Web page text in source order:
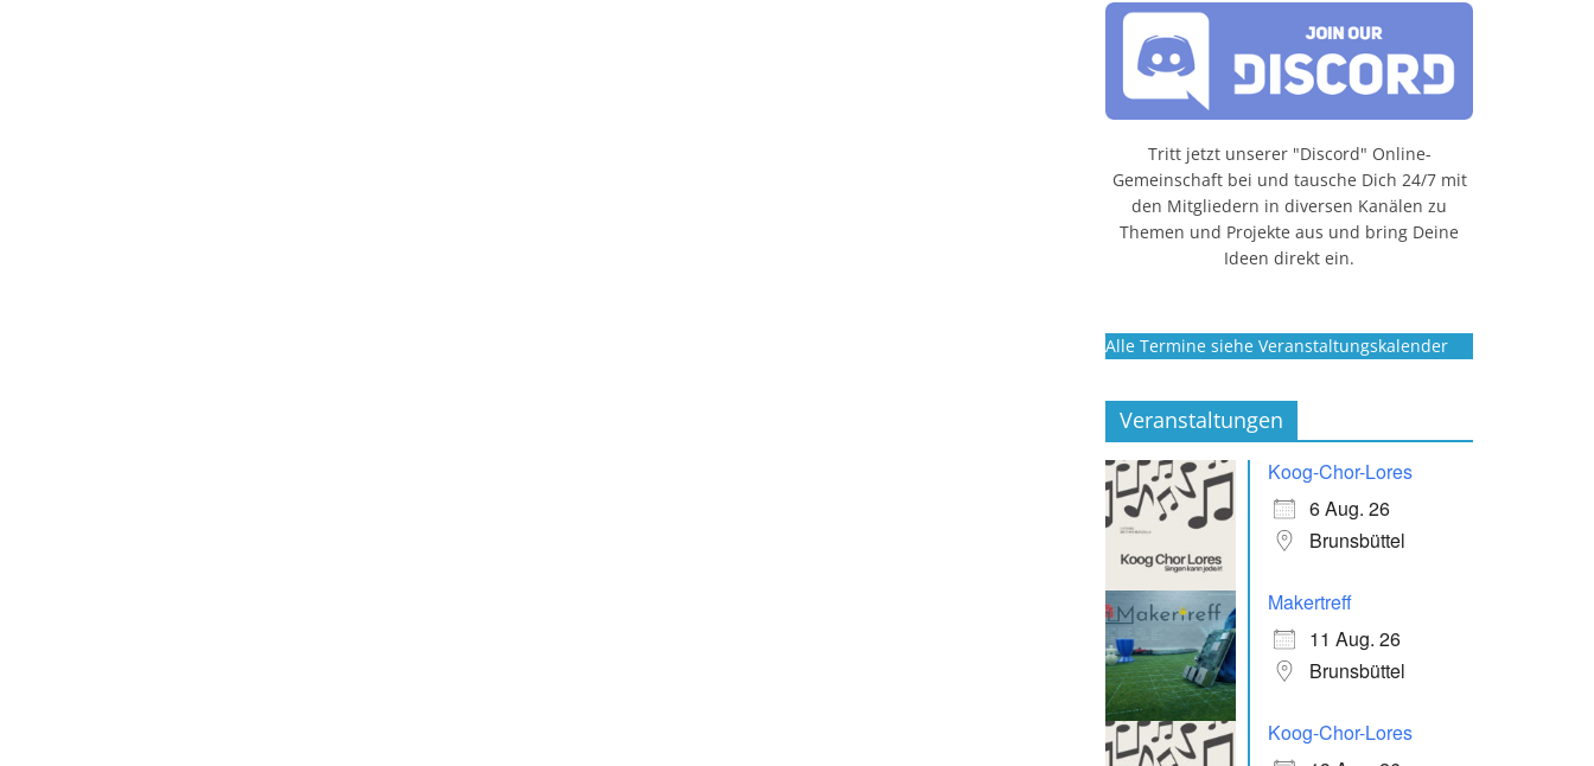
Tritt jetzt unserer "Discord" Online-
Gemeinschaft bei und tausche Dich 24/7 mit
den Mitgliedern in diversen Kanälen zu
Themen und Projekte aus und bring Deine
Ideen direkt ein.
Alle Termine siehe Veranstaltungskalender
Veranstaltungen
Koog-Chor-Lores
6 Aug. 26
Brunsbüttel
Makertreff
11 Aug. 26
Brunsbüttel
Koog-Chor-Lores